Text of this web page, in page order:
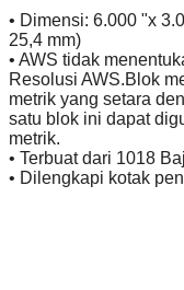
• Dimensi: 6.000 "x
25,4 mm)
• AWS tidak
Resolusi AWS.Blok
metrik yang setara
satu blok ini dapat
metrik.
• Terbuat dari 1018
• Dilengkapi kotak